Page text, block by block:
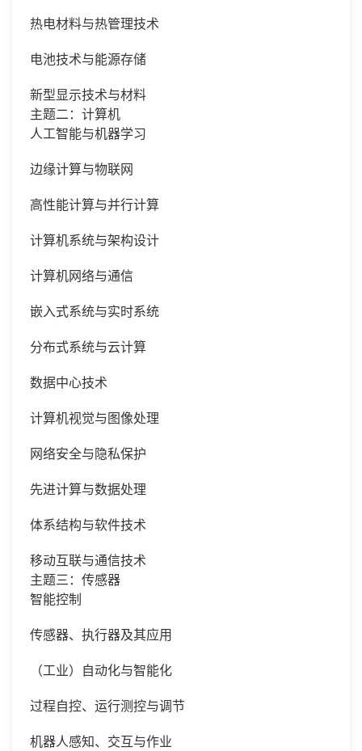
热电材料与热管理技术
电池技术与能源存储
新型显示技术与材料
主题二：计算机
人工智能与机器学习
边缘计算与物联网
高性能计算与并行计算
计算机系统与架构设计
计算机网络与通信
嵌入式系统与实时系统
分布式系统与云计算
数据中心技术
计算机视觉与图像处理
网络安全与隐私保护
先进计算与数据处理
体系结构与软件技术
移动互联与通信技术
主题三：传感器
智能控制
传感器、执行器及其应用
（工业）自动化与智能化
过程自控、运行测控与调节
机器人感知、交互与作业